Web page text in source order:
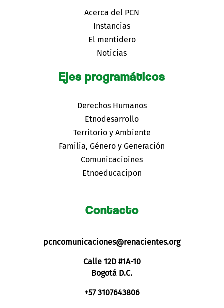
Acerca del PCN
Instancias
El mentidero
Noticias
Ejes programáticos
Derechos Humanos
Etnodesarrollo
Territorio y Ambiente
Familia, Género y Generación
Comunicacioines
Etnoeducacipon
Contacto
pcncomunicaciones@renacientes.org
Calle 12D #1A-10
Bogotá D.C.
+57 3107643806